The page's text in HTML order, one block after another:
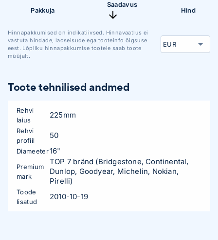
Pakkuja
Saadavus
Hind
Hinnapakkumised on indikatiivsed. Hinnavaatlus ei
vastuta hindade, laoseisude ega tooteinfo õigsuse
eest. Lõpliku hinnapakkumise tootele saab toote
müüjalt.
Toote tehnilised andmed
Rehvi
laius
225mm
Rehvi
profiil
50
Diameeter16"
Premium
mark
TOP 7 bränd (Bridgestone, Continental,
Dunlop, Goodyear, Michelin, Nokian,
Pirelli)
Toode
lisatud
2010-10-19